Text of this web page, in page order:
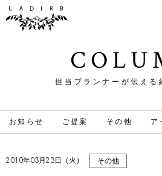
担当プランナーが伝える
お知らせ ご提案 その他 ア
2010年03月23日（火） その他